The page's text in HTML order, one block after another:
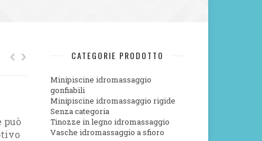
può
CATEGORIE PRODOTTO
Minipiscine idromassaggio
gonfiabili
Minipiscine idromassaggio rigide
Senza categoria
Tinozze in legno idromassaggio
Vasche idromassaggio a sfioro